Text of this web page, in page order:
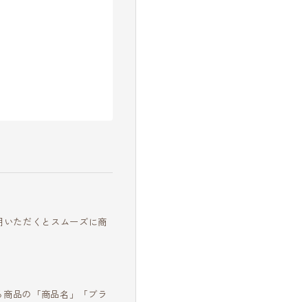
ただくとスムーズに商
品の「商品名」「ブラ